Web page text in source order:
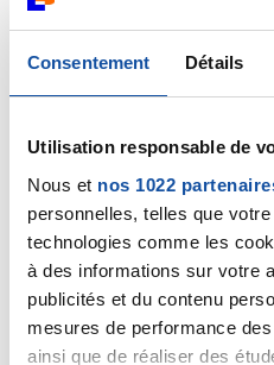
Consentement Détails
Utilisation responsable de
Nous et nos 1022
personnelles, telles que
technologies comme les
à des informations sur votre
publicités et du contenu
mesures de performance
ainsi que de réaliser des
Citer
Rl
02/10/2020 -
Je pense que c est normal
traitement de craquer,